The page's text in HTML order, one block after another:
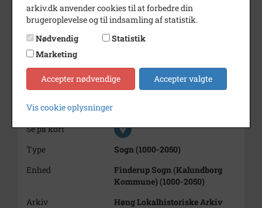
Type
Billeder
Beskrivelse
Steen Laursen
Årstal
Dateringsnote
oktober 1987
Fotograf
Ukendt
Størrelse
Se på kort
Type
Sogn (1000-2050)
Enhed
Finderup Sogn (Kalundborg
Kommune) (1000-2050)
Arkiv
Høng Lokalhistoriske Arkiv
arkiv.dk anvender cookies til at forbedre din
brugeroplevelse og til indsamling af statistik.
Nødvendig
Statistik
Marketing
Accepter nødvendige Accepter valgte
Vis cookie oplysninger